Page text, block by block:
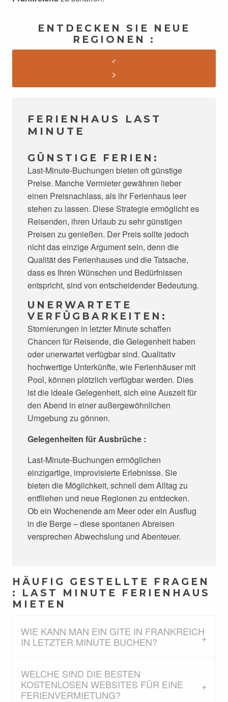
ENTDECKEN SIE NEUE
REGIONEN :
FERIENHAUS LAST
MINUTE
GÜNSTIGE FERIEN:
Last-Minute-Buchungen bieten oft günstige
Preise. Manche Vermieter gewähren lieber
einen Preisnachlass, als ihr Ferienhaus leer
stehen zu lassen. Diese Strategie ermöglicht es
Reisenden, ihren Urlaub zu sehr günstigen
Preisen zu genießen. Der Preis sollte jedoch
nicht das einzige Argument sein, denn die
Qualität des Ferienhauses und die Tatsache,
dass es Ihren Wünschen und Bedürfnissen
entspricht, sind von entscheidender Bedeutung.
UNERWARTETE
VERFÜGBARKEITEN:
Stornierungen in letzter Minute schaffen
Chancen für Reisende, die Gelegenheit haben
oder unerwartet verfügbar sind. Qualitativ
hochwertige Unterkünfte, wie Ferienhäuser mit
Pool, können plötzlich verfügbar werden. Dies
ist die ideale Gelegenheit, sich eine Auszeit für
den Abend in einer außergewöhnlichen
Umgebung zu gönnen.
Gelegenheiten für Ausbrüche :
Last-Minute-Buchungen ermöglichen
einzigartige, improvisierte Erlebnisse. Sie
bieten die Möglichkeit, schnell dem Alltag zu
entfliehen und neue Regionen zu entdecken.
Ob ein Wochenende am Meer oder ein Ausflug
in die Berge – diese spontanen Abreisen
versprechen Abwechslung und Abenteuer.
HÄUFIG GESTELLTE FRAGEN
: LAST MINUTE FERIENHAUS
MIETEN
WIE KANN MAN EIN GITE IN FRANKREICH
IN LETZTER MINUTE BUCHEN?
WELCHE SIND DIE BESTEN
KOSTENLOSEN WEBSITES FÜR EINE
FERIENVERMIETUNG?